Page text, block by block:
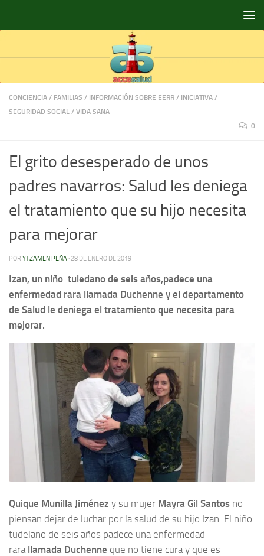
CONCIENCIA / FAMILIAS / INFORMACIÓN SOBRE EERR / INICIATIVA /
SEGURIDAD SOCIAL / VIDA SANA
0
El grito desesperado de unos
padres navarros: Salud les deniega
el tratamiento que su hijo necesita
para mejorar
POR YTZAMEN PEÑA · 28 DE ENERO DE 2019
Izan, un niño tuledano de seis años,padece una
enfermedad rara llamada Duchenne y el departamento
de Salud le deniega el tratamiento que necesita para
mejorar.
Quique Munilla Jiménez y su mujer Mayra Gil Santos no
piensan dejar de luchar por la salud de su hijo Izan. El niño
tudelano de seis años padece una enfermedad
rara llamada Duchenne que no tiene cura y que es